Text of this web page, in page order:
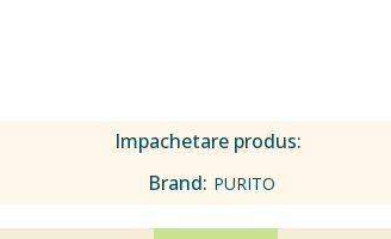
Impachetare produs:
Brand: PURITO